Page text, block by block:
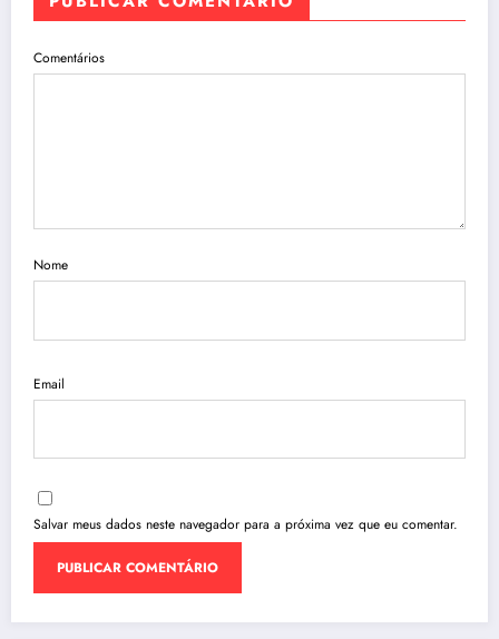
Comentários
Nome
Email
Salvar meus dados neste navegador para a próxima vez que eu comentar.